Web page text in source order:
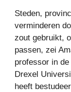
Steden,
verminderen
zout gebruikt,
passen, zei
professor in
Drexel
heeft